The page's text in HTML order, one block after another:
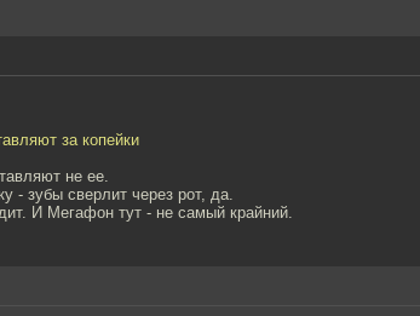
за копейки
не ее.
- зубы сверлит через рот, да.
И Мегафон тут - не самый крайний.